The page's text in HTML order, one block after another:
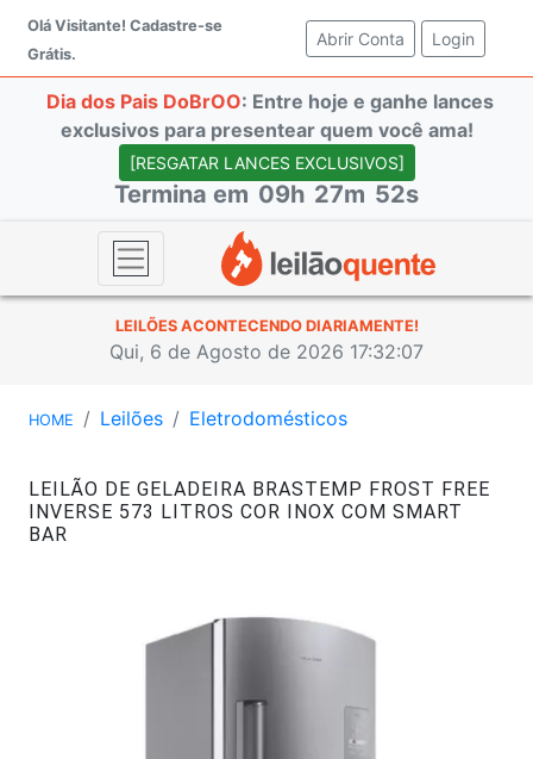
Olá Visitante! Cadastre-se
Grátis.
Abrir Conta (current)
Login
Dia dos Pais DoBrOO: Entre hoje e ganhe lances
exclusivos para presentear quem você ama!
[RESGATAR LANCES EXCLUSIVOS]
Termina em 09h 27m 51s
LEILÕES ACONTECENDO DIARIAMENTE!
Qui, 6 de Agosto de 2026 17:32:08
HOME Leilões Eletrodomésticos
LEILÃO DE GELADEIRA BRASTEMP FROST FREE
INVERSE 573 LITROS COR INOX COM SMART
BAR